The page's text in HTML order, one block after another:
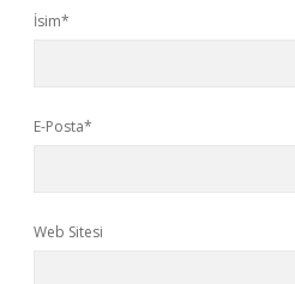
İsim*
E-Posta*
Web Sitesi